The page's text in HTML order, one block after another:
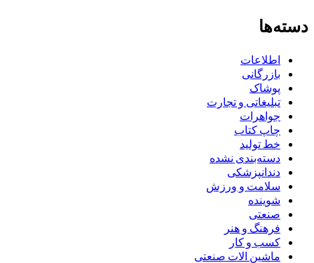
دسته‌ها
اطلاعات
بازرگانی
پوشاک
تبلیغاتی و تجارت
جواهرات
چاپ کتاب
خط تولید
دسته‌بندی نشده
دندانپزشکی
سلامت و ورزش
شوینده
صنعتی
فرهنگ و هنر
کسب و کار
ماشین الات صنعتی